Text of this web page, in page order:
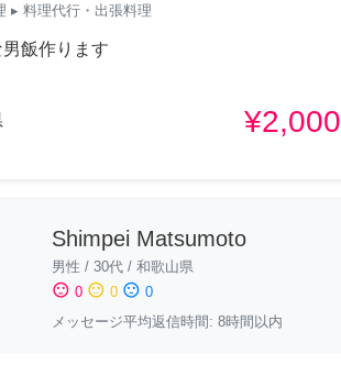
▸ 料理代行・出張料理
飯作ります
¥2,000
Shimpei Matsumoto
男性 / 30代/ 和歌山県
sentiment_satisfied 0 sentiment_neutral 0 sentiment_dissatisfied 0
メッセージ平均返信時間: 8時間以内